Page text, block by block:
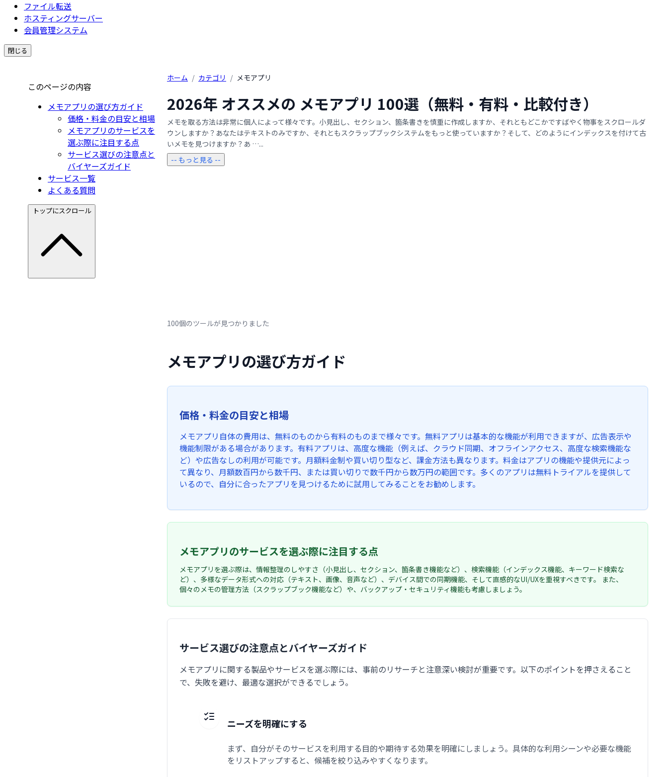
ファイル転送
ホスティングサーバー
会員管理システム
閉じる
このページの内容
メモアプリの選び方ガイド
価格・料金の目安と相場
メモアプリのサービスを
選ぶ際に注目する点
サービス選びの注意点と
バイヤーズガイド
サービス一覧
よくある質問
トップにスクロール
ホーム / カテゴリ / メモアプリ
2026年 オススメの メモアプリ 100選（無料・有料・比較付き）
メモを取る方法は非常に個人によって様々です。小見出し、セクション、箇条書きを慎重に作成しますか、それともどこかですばやく物事をスクロールダ
ウンしますか？あなたはテキストのみですか、それともスクラップブックシステムをもっと使っていますか？そして、どのようにインデックスを付けて古
いメモを見つけますか？あ …...
-- もっと見る --
100個のツールが見つかりました
メモアプリの選び方ガイド
価格・料金の目安と相場
メモアプリ自体の費用は、無料のものから有料のものまで様々です。無料アプリは基本的な機能が利用できますが、広告表示や
機能制限がある場合があります。有料アプリは、高度な機能（例えば、クラウド同期、オフラインアクセス、高度な検索機能な
ど）や広告なしの利用が可能です。月額料金制や買い切り型など、課金方法も異なります。料金はアプリの機能や提供元によっ
て異なり、月額数百円から数千円、または買い切りで数千円から数万円の範囲です。多くのアプリは無料トライアルを提供して
いるので、自分に合ったアプリを見つけるために試用してみることをお勧めします。
メモアプリのサービスを選ぶ際に注目する点
メモアプリを選ぶ際は、情報整理のしやすさ（小見出し、セクション、箇条書き機能など）、検索機能（インデックス機能、キーワード検索な
ど）、多様なデータ形式への対応（テキスト、画像、音声など）、デバイス間での同期機能、そして直感的なUI/UXを重視すべきです。 また、
個々のメモの管理方法（スクラップブック機能など）や、バックアップ・セキュリティ機能も考慮しましょう。
サービス選びの注意点とバイヤーズガイド
メモアプリに関する製品やサービスを選ぶ際には、事前のリサーチと注意深い検討が重要です。以下のポイントを押さえること
で、失敗を避け、最適な選択ができるでしょう。
ニーズを明確にする
まず、自分がそのサービスを利用する目的や期待する効果を明確にしましょう。具体的な利用シーンや必要な機能
をリストアップすると、候補を絞り込みやすくなります。